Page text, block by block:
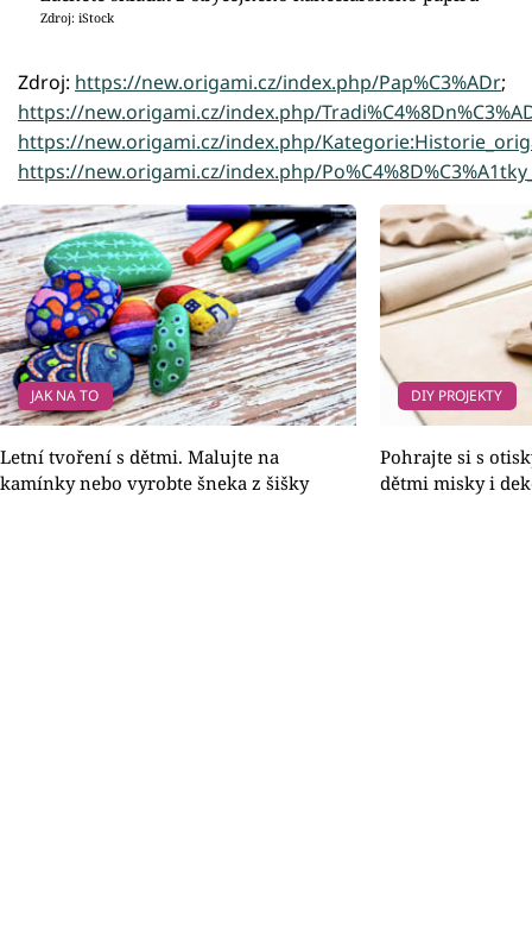
Zdroj: iStock
Zdroj: https://new.origami.cz/index.php/Pap%C3%ADr;
https://new.origami.cz/index.php/
https://new.origami.cz/index.php/
https://new.origami.cz/index.php/
JAK NA TO
Letní tvoření s dětmi. Malujte na
kamínky nebo vyrobte šneka z šišky
DIY PROJEKTY
Pohrajte si s
dětmi misky i